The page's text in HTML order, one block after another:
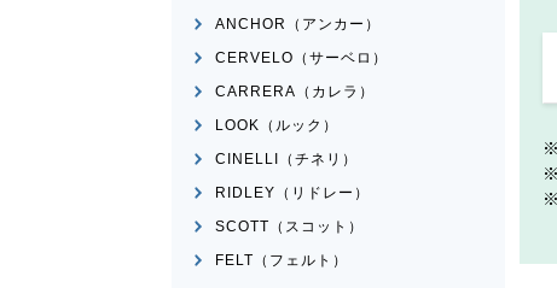
ANCHOR（アンカー）
CERVELO（サーベロ）
CARRERA（カレラ）
LOOK（ルック）
CINELLI（チネリ）
RIDLEY（リドレー）
SCOTT（スコット）
FELT（フェルト）